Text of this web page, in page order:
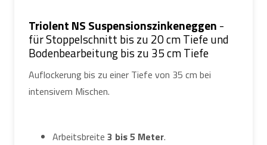
Triolent NS Suspensionszinkeneggen -
für Stoppelschnitt bis zu 20 cm Tiefe und
Bodenbearbeitung bis zu 35 cm Tiefe
Auflockerung bis zu einer Tiefe von 35 cm bei
intensivem Mischen.
Arbeitsbreite 3 bis 5 Meter.